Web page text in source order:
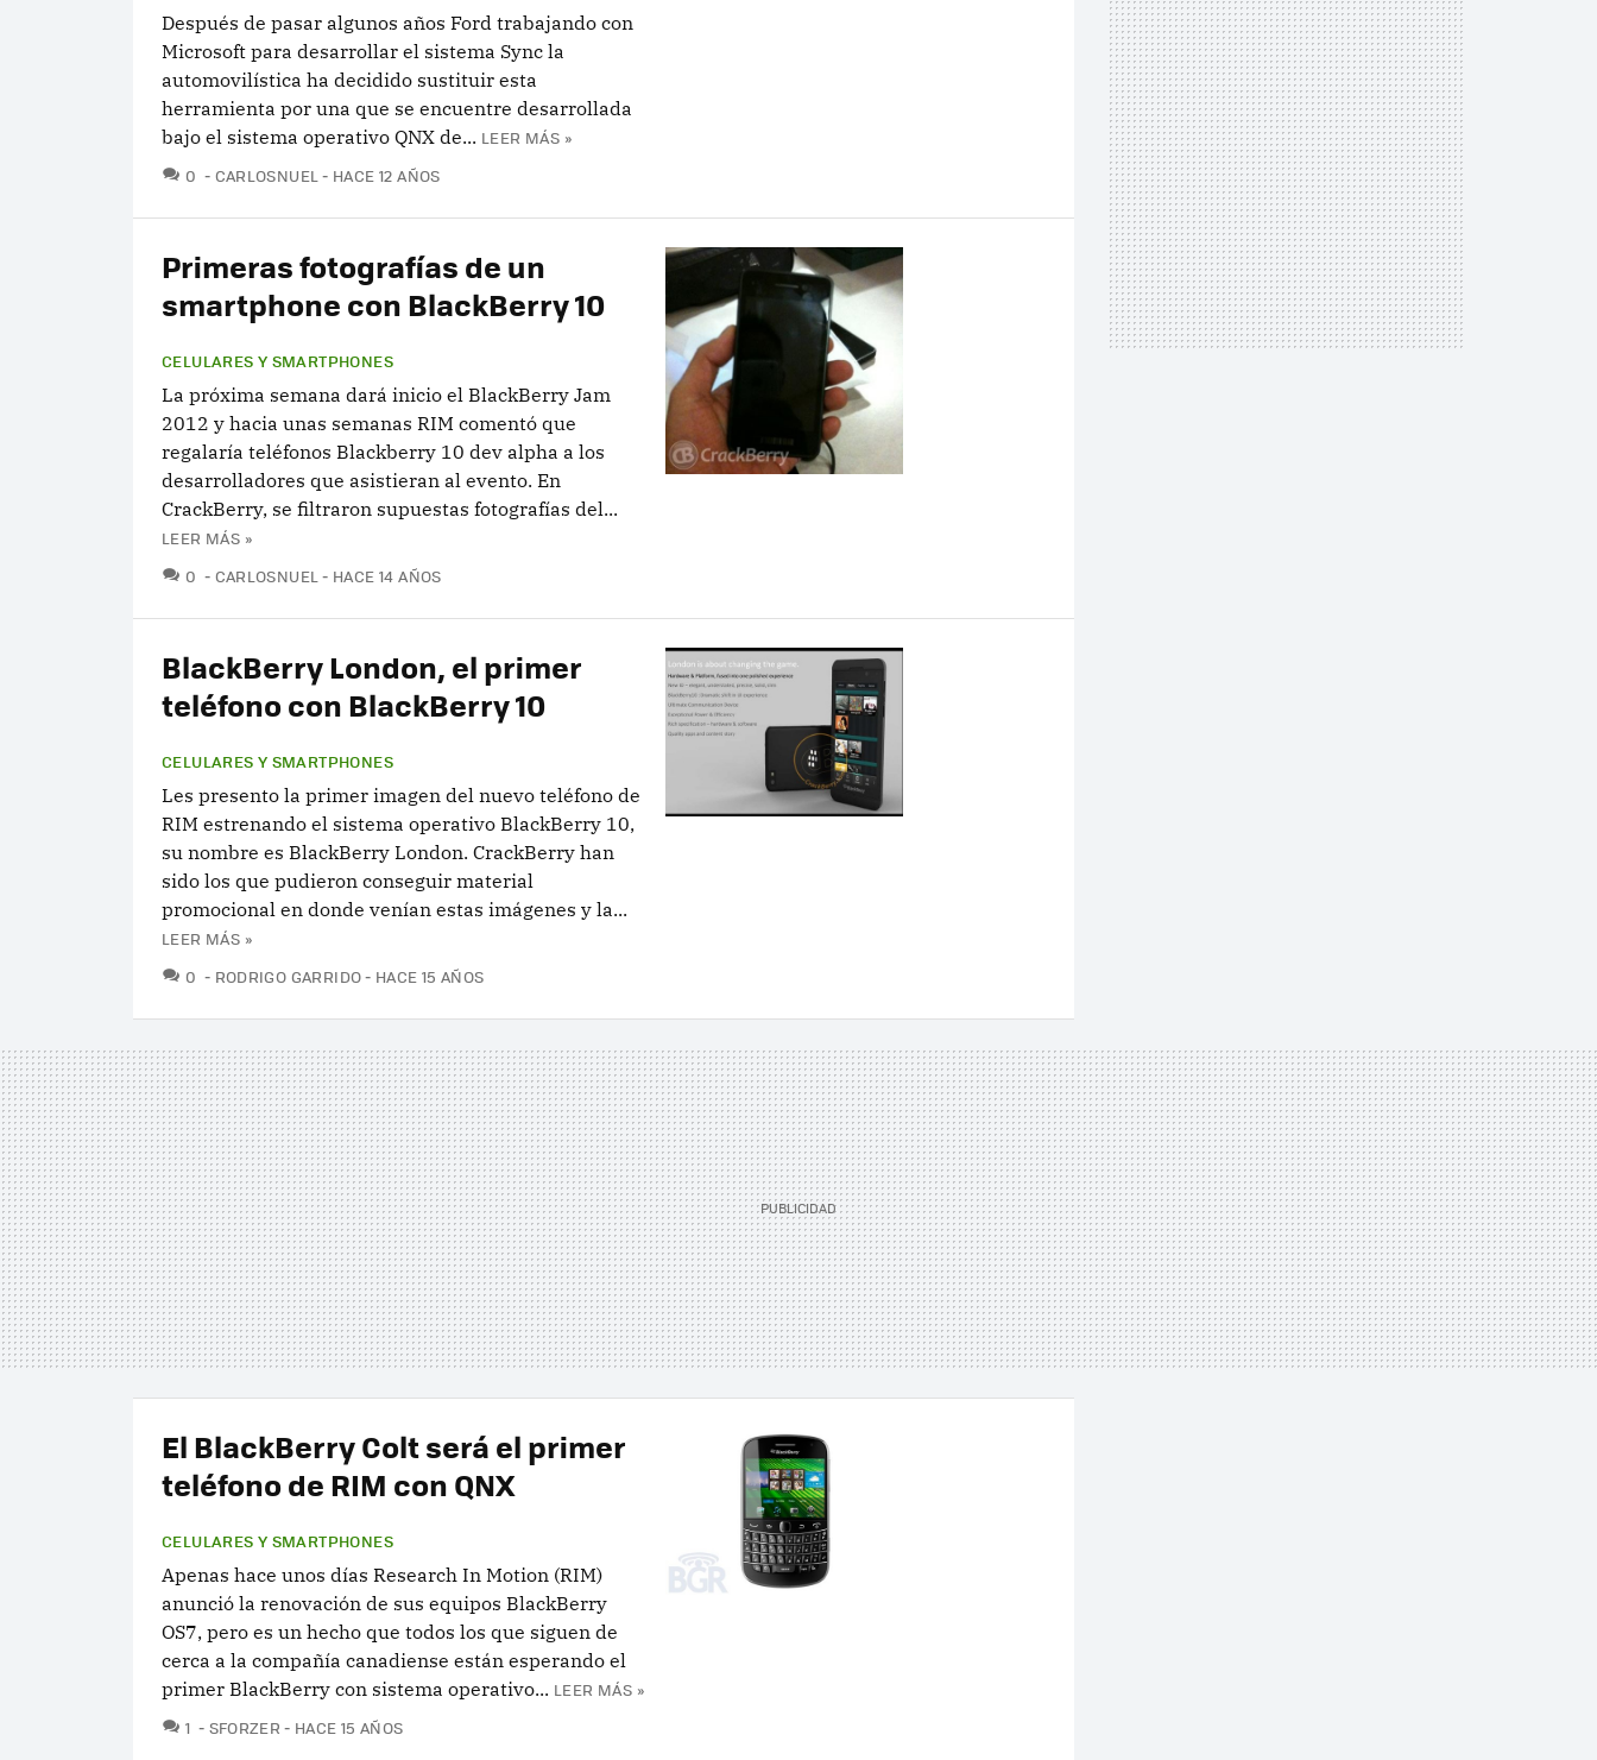
Después de pasar algunos años Ford trabajando con
Microsoft para desarrollar el sistema Sync la
automovilística ha decidido sustituir esta
herramienta por una que se encuentre desarrollada
bajo el sistema operativo QNX de... LEER MÁS »
0 COMENTARIOS
CARLOSNUEL HACE 12 AÑOS
Primeras fotografías de un
smartphone con BlackBerry 10
CELULARES Y SMARTPHONES
La próxima semana dará inicio el BlackBerry Jam
2012 y hacia unas semanas RIM comentó que
regalaría teléfonos Blackberry 10 dev alpha a los
desarrolladores que asistieran al evento. En
CrackBerry, se filtraron supuestas fotografías del...
LEER MÁS »
0 COMENTARIOS
CARLOSNUEL HACE 14 AÑOS
BlackBerry London, el primer
teléfono con BlackBerry 10
CELULARES Y SMARTPHONES
Les presento la primer imagen del nuevo teléfono de
RIM estrenando el sistema operativo BlackBerry 10,
su nombre es BlackBerry London. CrackBerry han
sido los que pudieron conseguir material
promocional en donde venían estas imágenes y la...
LEER MÁS »
0 COMENTARIOS
RODRIGO GARRIDO HACE 15 AÑOS
El BlackBerry Colt será el primer
teléfono de RIM con QNX
CELULARES Y SMARTPHONES
Apenas hace unos días Research In Motion (RIM)
anunció la renovación de sus equipos BlackBerry
OS7, pero es un hecho que todos los que siguen de
cerca a la compañía canadiense están esperando el
primer BlackBerry con sistema operativo... LEER MÁS »
1 COMENTARIOS
SFORZER HACE 15 AÑOS